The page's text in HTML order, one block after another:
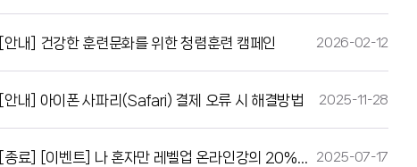
[안내] 건강한 훈련문화를 위한 청렴훈련 캠페인 2026-02-12
[안내] 아이폰 사파리(Safari) 결제 오류 시 해결방법 2025-11-28
2025-07-17